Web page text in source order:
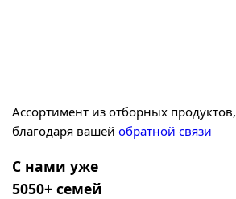
Ассортимент из отборных продуктов,
благодаря вашей обратной связи
С нами уже
5050+ семей